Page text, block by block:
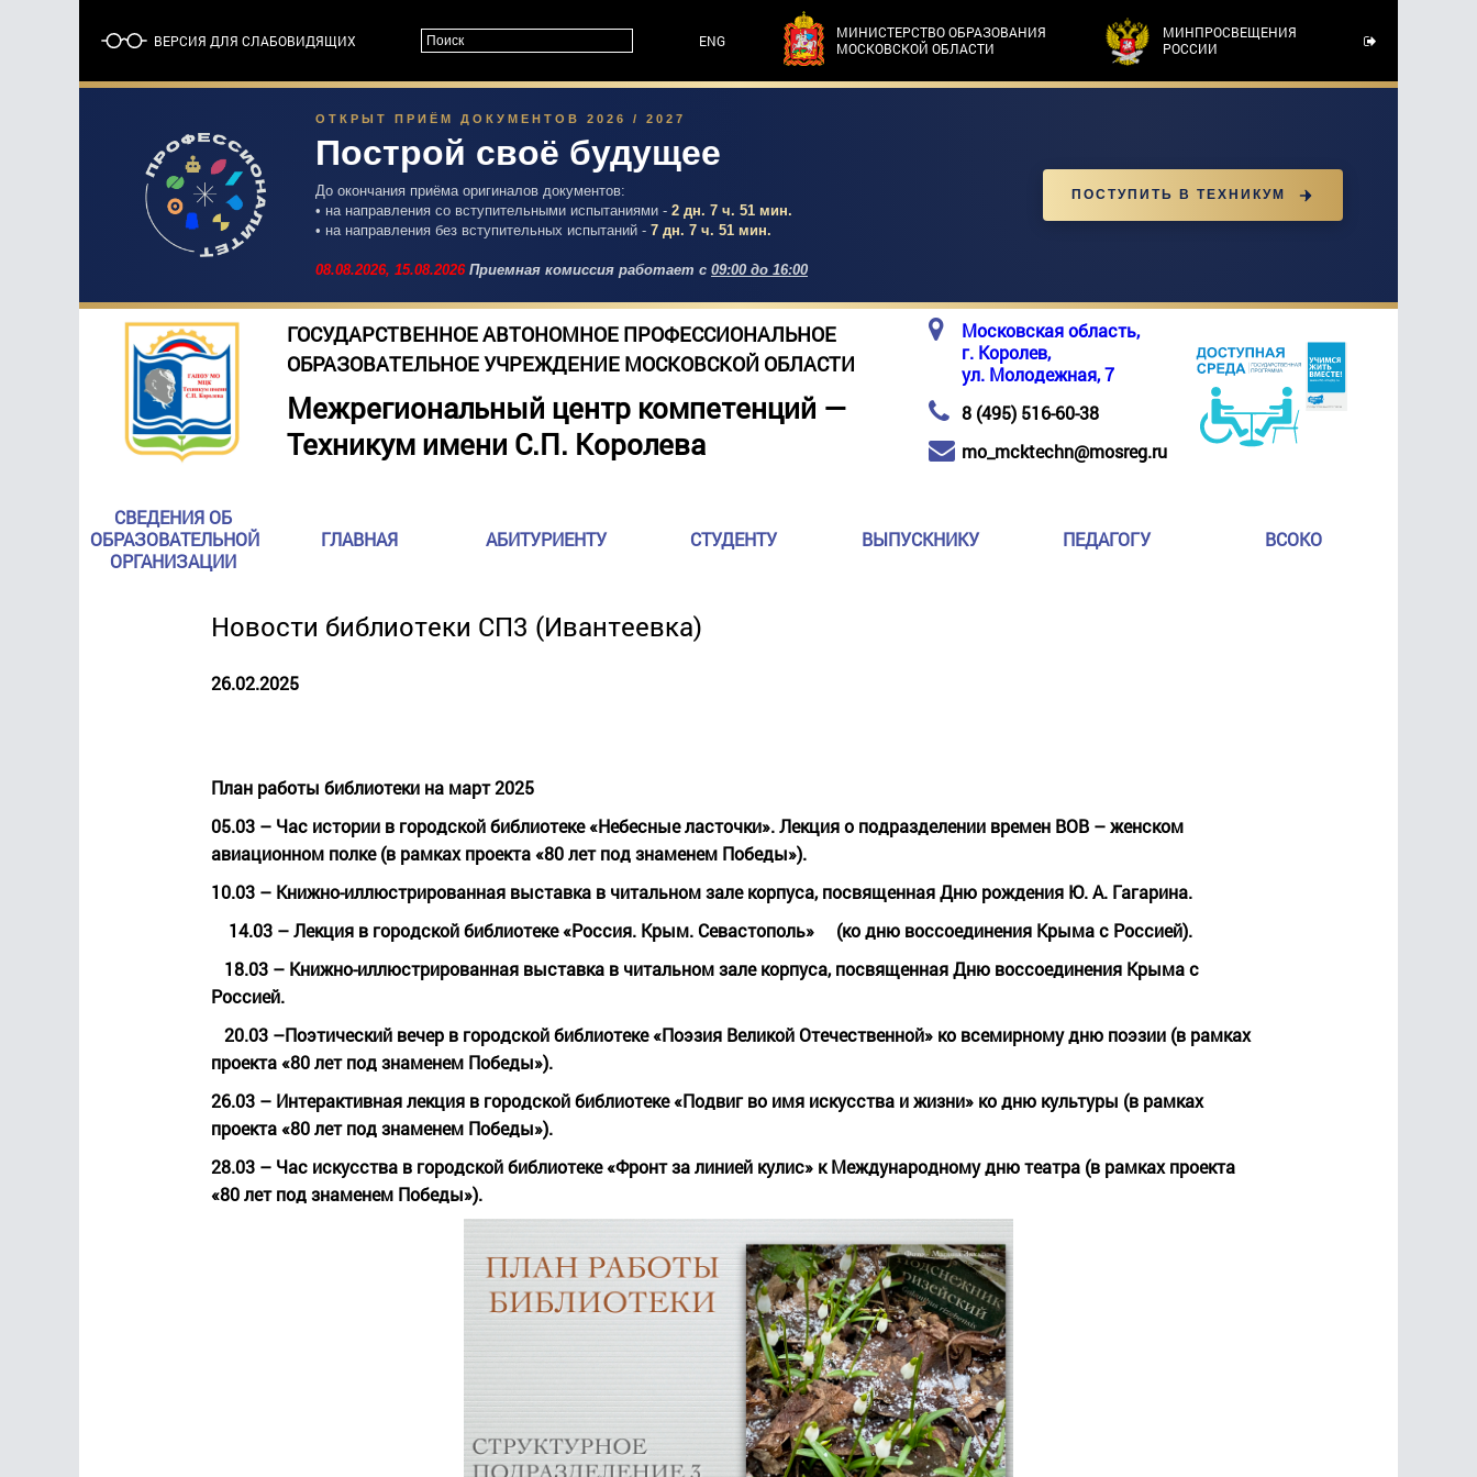
ВЕРСИЯ ДЛЯ СЛАБОВИДЯЩИХ ENG
МИНИСТЕРСТВО ОБРАЗОВАНИЯ
МОСКОВСКОЙ ОБЛАСТИ
МИНПРОСВЕЩЕНИЯ
РОССИИ
ОТКРЫТ ПРИЁМ ДОКУМЕНТОВ 2026 / 2027
Построй своё будущее
До окончания приёма оригиналов документов:
• на направления со вступительными испытаниями - 2 дн. 7 ч. 51 мин.
• на направления без вступительных испытаний - 7 дн. 7 ч. 51 мин.
08.08.2026, 15.08.2026Приемная комиссия работает с 09:00 до 16:00
ПОСТУПИТЬ В ТЕХНИКУМ
ГОСУДАРСТВЕННОЕ АВТОНОМНОЕ ПРОФЕССИОНАЛЬНОЕ
ОБРАЗОВАТЕЛЬНОЕ УЧРЕЖДЕНИЕ МОСКОВСКОЙ ОБЛАСТИ
Межрегиональный центр компетенций —
Техникум имени С.П. Королева
Московская область,
г. Королев,
ул. Молодежная, 7
8 (495) 516-60-38
mo_mcktechn@mosreg.ru
СВЕДЕНИЯ ОБ
ОБРАЗОВАТЕЛЬНОЙ
ОРГАНИЗАЦИИ
ГЛАВНАЯ АБИТУРИЕНТУ СТУДЕНТУ ВЫПУСКНИКУ ПЕДАГОГУ ВСОКО
Новости библиотеки СП3 (Ивантеевка)
26.02.2025
План работы библиотеки на март 2025
05.03 – Час истории в городской библиотеке «Небесные ласточки». Лекция о подразделении времен ВОВ – женском
авиационном полке (в рамках проекта «80 лет под знаменем Победы»).
10.03 – Книжно-иллюстрированная выставка в читальном зале корпуса, посвященная Дню рождения Ю. А. Гагарина.
14.03 – Лекция в городской библиотеке «Россия. Крым. Севастополь» (ко дню воссоединения Крыма с Россией).
18.03 – Книжно-иллюстрированная выставка в читальном зале корпуса, посвященная Дню воссоединения Крыма с
Россией.
20.03 –Поэтический вечер в городской библиотеке «Поэзия Великой Отечественной» ко всемирному дню поэзии (в рамках
проекта «80 лет под знаменем Победы»).
26.03 – Интерактивная лекция в городской библиотеке «Подвиг во имя искусства и жизни» ко дню культуры (в рамках
проекта «80 лет под знаменем Победы»).
28.03 – Час искусства в городской библиотеке «Фронт за линией кулис» к Международному дню театра (в рамках проекта
«80 лет под знаменем Победы»).